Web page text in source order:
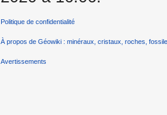
Politique de confidentialité
À propos de Géowiki : minéraux, cristaux, roches,
Avertissements